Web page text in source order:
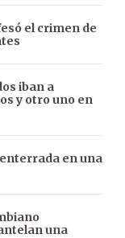
el crimen de
iban a
y otro uno en
en una
una